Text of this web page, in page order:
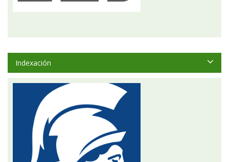
Indexación